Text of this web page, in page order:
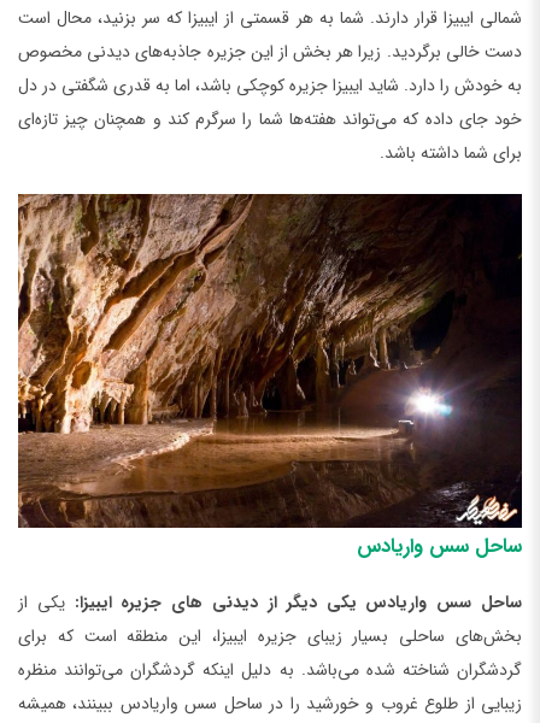
شمالی ایبیزا قرار دارند. شما به هر قسمتی از ایبیزا که سر بزنید، محال است
دست خالی برگردید. زیرا هر بخش از این جزیره جاذبه‌های دیدنی مخصوص
به خودش را دارد. شاید ایبیزا جزیره کوچکی باشد، اما به قدری شگفتی در دل
خود جای داده که می‌تواند هفته‌ها شما را سرگرم کند و همچنان چیز تازه‌ای
برای شما داشته باشد.
ساحل سس واریادس
ساحل سس واریادس یکی دیگر از دیدنی ‌های جزیره ایبیزا: یکی از
بخش‌های ساحلی بسیار زیبای جزیره ایبیزا، این منطقه است که برای
گردشگران شناخته شده می‌باشد. به دلیل اینکه گردشگران می‌توانند منظره
زیبایی از طلوع غروب و خورشید را در ساحل سس واریادس ببینند، همیشه